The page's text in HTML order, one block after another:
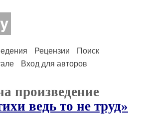
Рецензии
Поиск
Вход для авторов
произведение
ведь то не труд»